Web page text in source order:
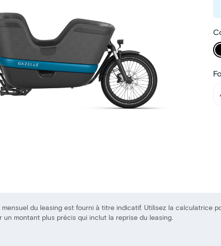
mensuel du leasing est fourni à titre indicatif. Utilisez la calculatrice
un montant plus précis qui inclut la reprise du leasing.